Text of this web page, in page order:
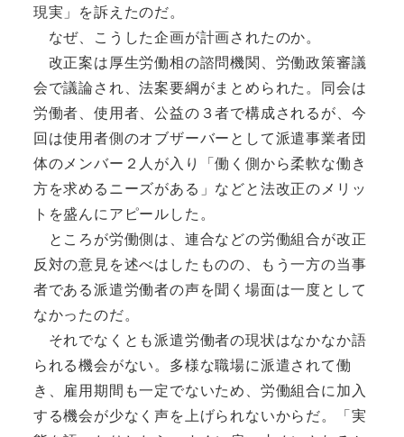
現実」を訴えたのだ。
なぜ、こうした企画が計画されたのか。
改正案は厚生労働相の諮問機関、労働政策審議
会で議論され、法案要綱がまとめられた。同会は
労働者、使用者、公益の３者で構成されるが、今
回は使用者側のオブザーバーとして派遣事業者団
体のメンバー２人が入り「働く側から柔軟な働き
方を求めるニーズがある」などと法改正のメリッ
トを盛んにアピールした。
ところが労働側は、連合などの労働組合が改正
反対の意見を述べはしたものの、もう一方の当事
者である派遣労働者の声を聞く場面は一度として
なかったのだ。
それでなくとも派遣労働者の現状はなかなか語
られる機会がない。多様な職場に派遣されて働
き、雇用期間も一定でないため、労働組合に加入
する機会が少なく声を上げられないからだ。「実